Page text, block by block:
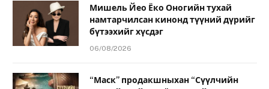
Мишель Йео Ёко Оногийн тухай
намтарчилсан кинонд түүний дүрийг
бүтээхийг хүсдэг
06/08/2026
“Маск” продакшныхан “Сүүлчийн